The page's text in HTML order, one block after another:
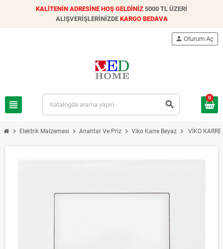
KALİTENİN ADRESİNE HOŞ GELDİNİZ 5000 TL ÜZERİ
ALIŞVERİŞLERİNİZDE KARGO BEDAVA
view_headline search
person Oturum Aç
0
chevron_right Elektrik Malzemesi chevron_right Anahtar Ve Priz chevron_right Viko Karre Beyaz chevron_right VİKO